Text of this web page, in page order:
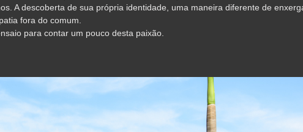
A descoberta de sua própria identidade, uma maneira diferente de
fora do comum.
para contar um pouco desta paixão.